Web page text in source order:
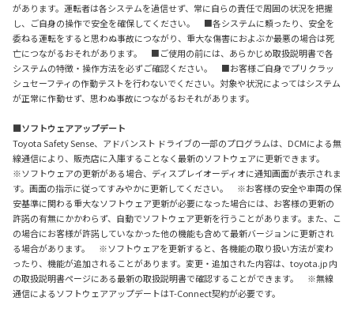
があります。運転者は各システムを過信せず、常に自らの責任で周囲の状況を把握
し、ご自身の操作で安全を確保してください。 ■各システムに頼ったり、安全を
委ねる運転をすると思わぬ事故につながり、重大な傷害におよぶか最悪の場合は死
亡につながるおそれがあります。 ■ご使用の前には、あらかじめ取扱説明書で各
システムの特徴・操作方法を必ずご確認ください。 ■お客様ご自身でプリクラッ
シュセーフティの作動テストを行わないでください。対象や状況によってはシステム
が正常に作動せず、思わぬ事故につながるおそれがあります。
■ソフトウェアアップデート
Toyota Safety Sense、アドバンスト ドライブの一部のプログラムは、DCMによる無
線通信により、販売店に入庫することなく最新のソフトウェアに更新できます。
※ソフトウェアの更新がある場合、ディスプレイオーディオに通知画面が表示されま
す。画面の指示に従ってすみやかに更新してください。 ※お客様の安全や車両の保
安基準に関わる重大なソフトウェア更新が必要になった場合には、お客様の更新の
許諾の有無にかかわらず、自動でソフトウェア更新を行うことがあります。また、こ
の場合にお客様が許諾していなかった他の機能も含めて最新バージョンに更新され
る場合があります。 ※ソフトウェアを更新すると、各機能の取り扱い方法が変わ
ったり、機能が追加されることがあります。変更・追加された内容は、toyota.jp 内
の取扱説明書ページにある最新の取扱説明書で確認することができます。 ※無線
通信によるソフトウェアアップデートはT-Connect契約が必要です。